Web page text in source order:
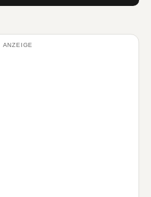
ANZEIGE